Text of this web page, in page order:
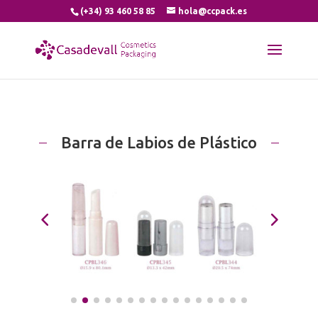
(+34) 93 460 58 85 hola@ccpack.es
Barra de Labios de Plástico